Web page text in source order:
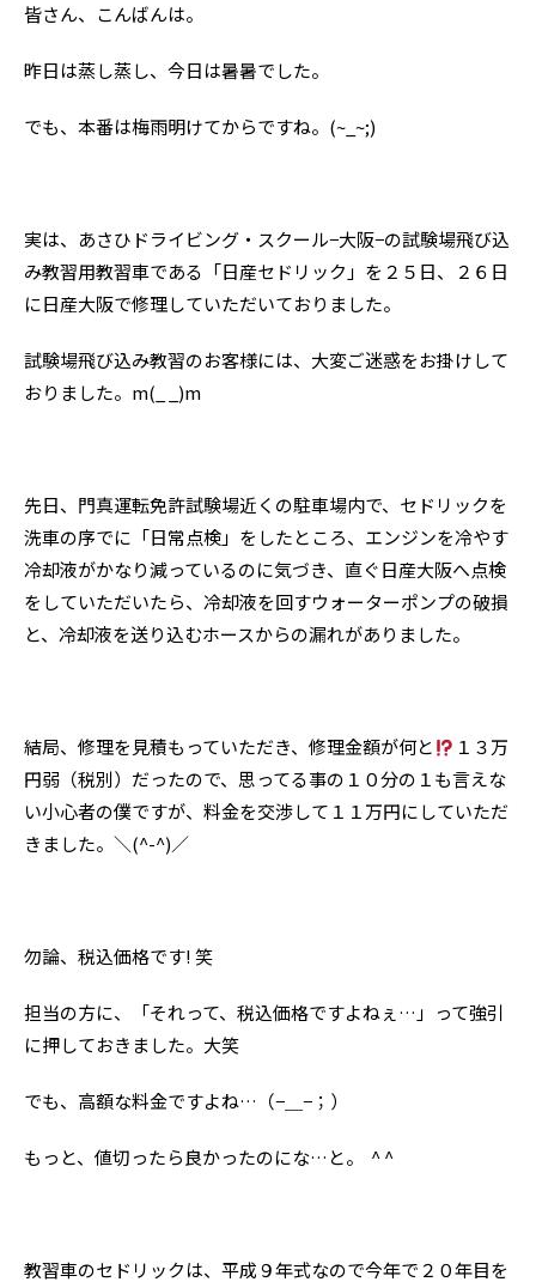
皆さん、こんばんは。
昨日は蒸し蒸し、今日は暑暑でした。
でも、本番は梅雨明けてからですね。(~_~;)
実は、あさひドライビング・スクール−大阪−の試験場飛び込
み教習用教習車である「日産セドリック」を２５日、２６日
に日産大阪で修理していただいておりました。
試験場飛び込み教習のお客様には、大変ご迷惑をお掛けして
おりました。m(_ _)m
先日、門真運転免許試験場近くの駐車場内で、セドリックを
洗車の序でに「日常点検」をしたところ、エンジンを冷やす
冷却液がかなり減っているのに気づき、直ぐ日産大阪へ点検
をしていただいたら、冷却液を回すウォーターポンプの破損
と、冷却液を送り込むホースからの漏れがありました。
結局、修理を見積もっていただき、修理金額が何と
１３万
円弱（税別）だったので、思ってる事の１０分の１も言えな
い小心者の僕ですが、料金を交渉して１１万円にしていただ
きました。＼(^-^)／
勿論、税込価格です! 笑
担当の方に、「それって、税込価格ですよねぇ…」って強引
に押しておきました。大笑
でも、高額な料金ですよね…（−＿−；）
もっと、値切ったら良かったのにな…と。 ^ ^
教習車のセドリックは、平成９年式なので今年で２０年目を